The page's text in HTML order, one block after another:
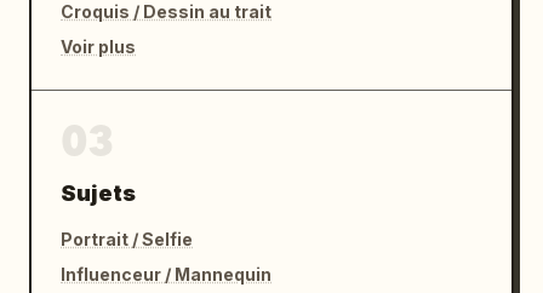
Croquis / Dessin au trait
Voir plus
Sujets
Portrait / Selfie
Influenceur / Mannequin